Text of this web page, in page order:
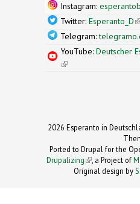
Instagram:
Twitter: Esperanto_D
Telegram:
YouTube: Deutscher
(link is external)
2026 Esperanto in
Ported to Drupal for the
Drupalizing(link is external)
, a Project of
Original design by